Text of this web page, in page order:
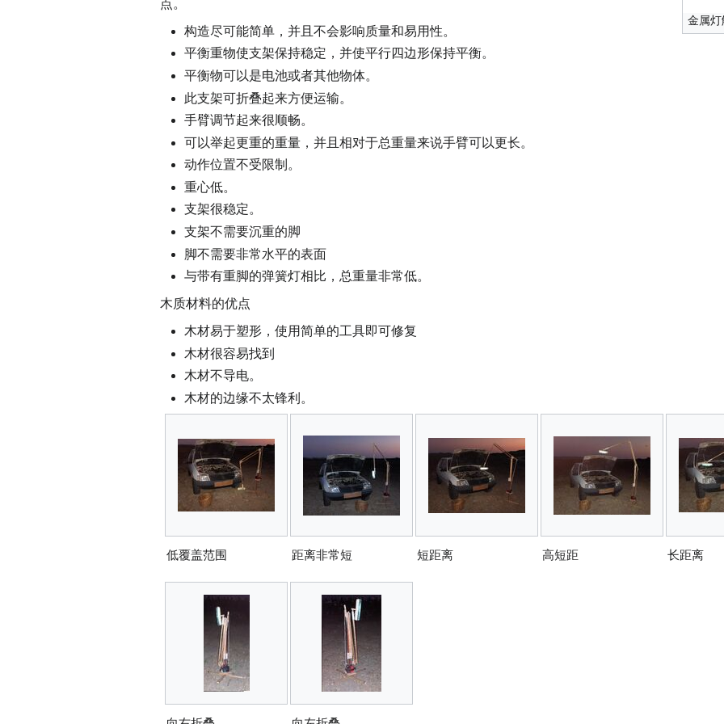
金属灯
点。
构造尽可能简单，并且不会影响质量和易用性。
平衡重物使支架保持稳定，并使平行四边形保持平衡。
平衡物可以是电池或者其他物体。
此支架可折叠起来方便运输。
手臂调节起来很顺畅。
可以举起更重的重量，并且相对于总重量来说手臂可以更长。
动作位置不受限制。
重心低。
支架很稳定。
支架不需要沉重的脚
脚不需要非常水平的表面
与带有重脚的弹簧灯相比，总重量非常低。
木质材料的优点
木材易于塑形，使用简单的工具即可修复
木材很容易找到
木材不导电。
木材的边缘不太锋利。
低覆盖范围 距离非常短 短距离 高短距 长距离